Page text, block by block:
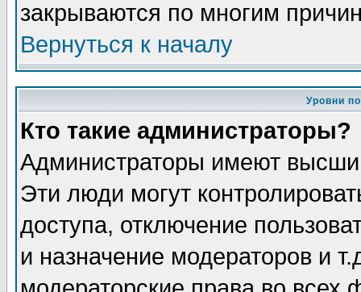
закрываются по многим
Вернуться к началу
Уровни
Кто такие администраторы?
Администраторы имеют
Эти люди могут
доступа, отключение
и назначение модераторов и